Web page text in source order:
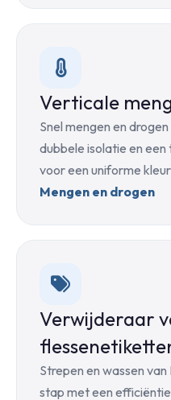
Verticale
Snel mengen en
dubbele isolatie en
voor een uniforme
Mengen en drogen
Verwijderaar
Strepen en wassen
stap met een efficiëntie